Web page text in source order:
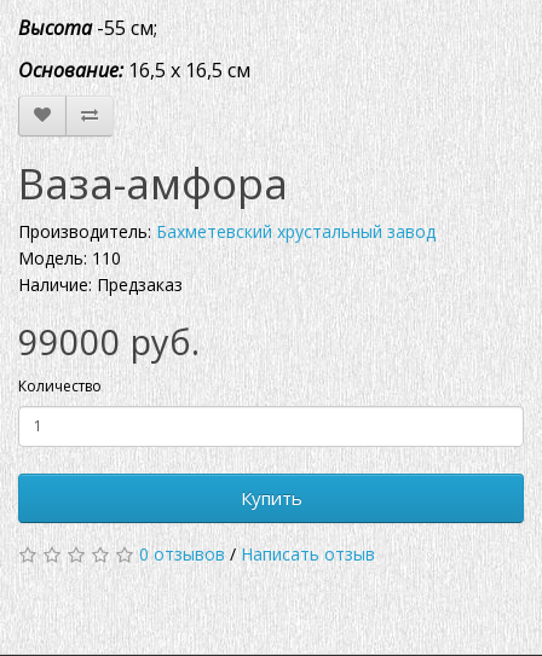
Высота-55 см;
Основание:16,5 х 16,5 см
Ваза-амфора
Производитель:Бахметевский хрустальный завод
Модель: 110
Наличие: Предзаказ
99000 руб.
Количество
Купить
0 отзывов/ Написать отзыв